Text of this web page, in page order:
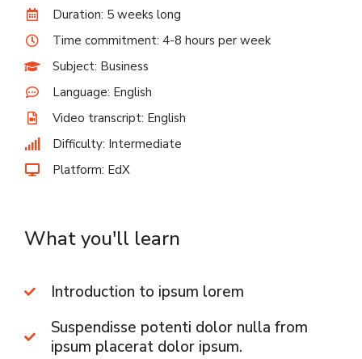
Duration: 5 weeks long
Time commitment: 4-8 hours per week
Subject: Business
Language: English
Video transcript: English
Difficulty: Intermediate
Platform: EdX
What you'll learn
Introduction to ipsum lorem
Suspendisse potenti dolor nulla from
ipsum placerat dolor ipsum.